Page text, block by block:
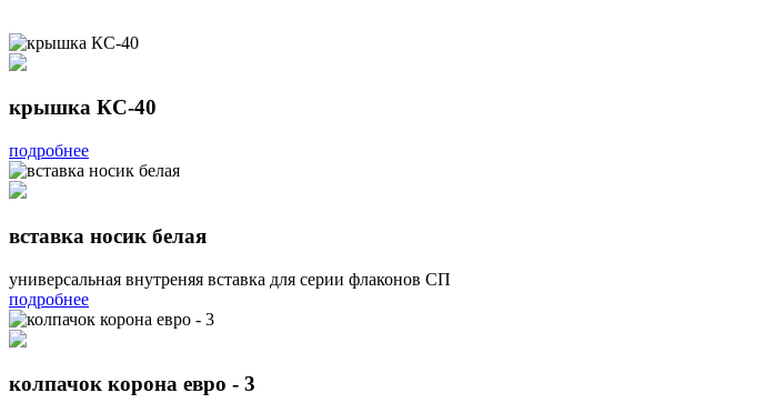
крышка КС-40
подробнее
вставка носик белая
универсальная внутреняя вставка для серии флаконов СП
подробнее
колпачок корона евро - 3